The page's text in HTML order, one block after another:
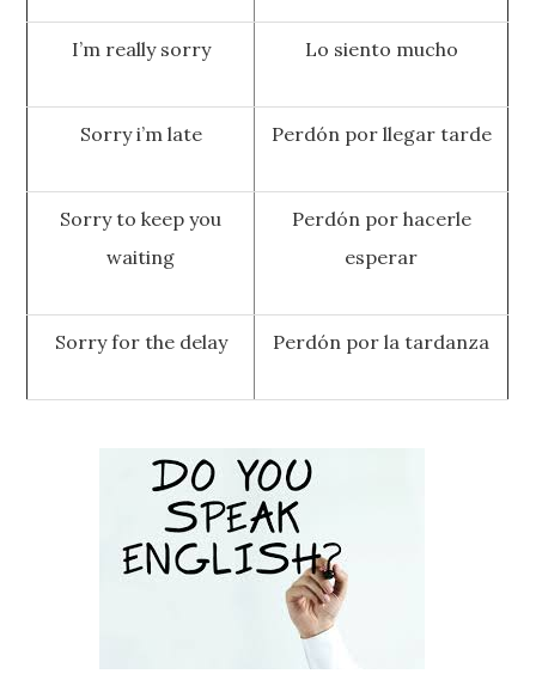
I’m really sorry Lo siento mucho
Sorry i’m late Perdón por llegar tarde
Sorry to keep you
waiting
Perdón por hacerle
esperar
Sorry for the delay Perdón por la tardanza